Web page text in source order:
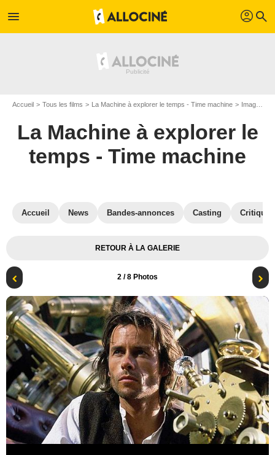
menu profil search
Accueil Tous les films La Machine à explorer le temps - Time machine Images du film La Machine à explorer le temps - Time machine
La Machine à explorer le
temps - Time machine
Accueil News Bandes-annonces Casting
RETOUR À LA GALERIE
2 / 8 Photos